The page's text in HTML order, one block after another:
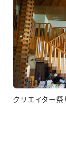
クリエイター